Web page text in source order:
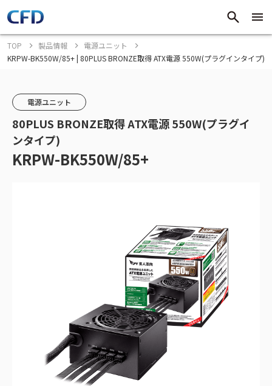
TOP 製品情報
電源ユニット
KRPW-BK550W/85+ | 80PLUS BRONZE取得 ATX電源 550W(プラグインタイプ)
電源ユニット
80PLUS BRONZE取得 ATX電源 550W(プラグイ
ンタイプ)
KRPW-BK550W/85+